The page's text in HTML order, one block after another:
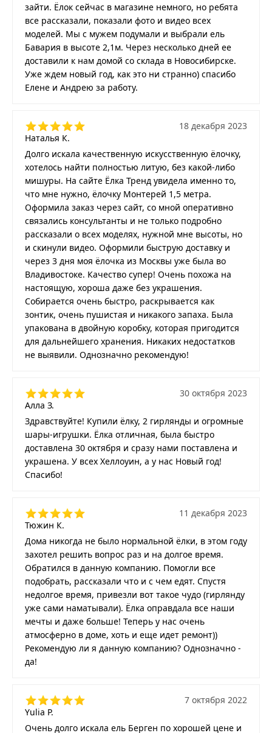
зайти. Ёлок сейчас в магазине немного, но ребята
все рассказали, показали фото и видео всех
моделей. Мы с мужем подумали и выбрали ель
Бавария в высоте 2,1м. Через несколько дней ее
доставили к нам домой со склада в Новосибирске.
Уже ждем новый год, как это ни странно) спасибо
Елене и Андрею за работу.
Наталья К.
18 декабря 2023
Долго искала качественную искусственную ёлочку,
хотелось найти полностью литую, без какой-либо
мишуры. На сайте Ёлка Тренд увидела именно то,
что мне нужно, ёлочку Монтерей 1,5 метра.
Оформила заказ через сайт, со мной оперативно
связались консультанты и не только подробно
рассказали о всех моделях, нужной мне высоты, но
и скинули видео. Оформили быструю доставку и
через 3 дня моя ёлочка из Москвы уже была во
Владивостоке. Качество супер! Очень похожа на
настоящую, хороша даже без украшения.
Собирается очень быстро, раскрывается как
зонтик, очень пушистая и никакого запаха. Была
упакована в двойную коробку, которая пригодится
для дальнейшего хранения. Никаких недостатков
не выявили. Однозначно рекомендую!
Алла З.
30 октября 2023
Здравствуйте! Купили ёлку, 2 гирлянды и огромные
шары-игрушки. Ёлка отличная, была быстро
доставлена 30 октября и сразу нами поставлена и
украшена. У всех Хеллоуин, а у нас Новый год!
Спасибо!
Тюжин К.
11 декабря 2023
Дома никогда не было нормальной ёлки, в этом году
захотел решить вопрос раз и на долгое время.
Обратился в данную компанию. Помогли все
подобрать, рассказали что и с чем едят. Спустя
недолгое время, привезли вот такое чудо (гирлянду
уже сами наматывали). Ёлка оправдала все наши
мечты и даже больше! Теперь у нас очень
атмосферно в доме, хоть и еще идет ремонт))
Рекомендую ли я данную компанию? Однозначно -
да!
Yulia P.
7 октября 2022
Очень долго искала ель Берген по хорошей цене и